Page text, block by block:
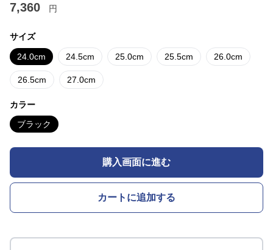
7,360 円
サイズ
24.0cm 24.5cm 25.0cm 25.5cm 26.0cm
26.5cm 27.0cm
カラー
ブラック
購入画面に進む
カートに追加する